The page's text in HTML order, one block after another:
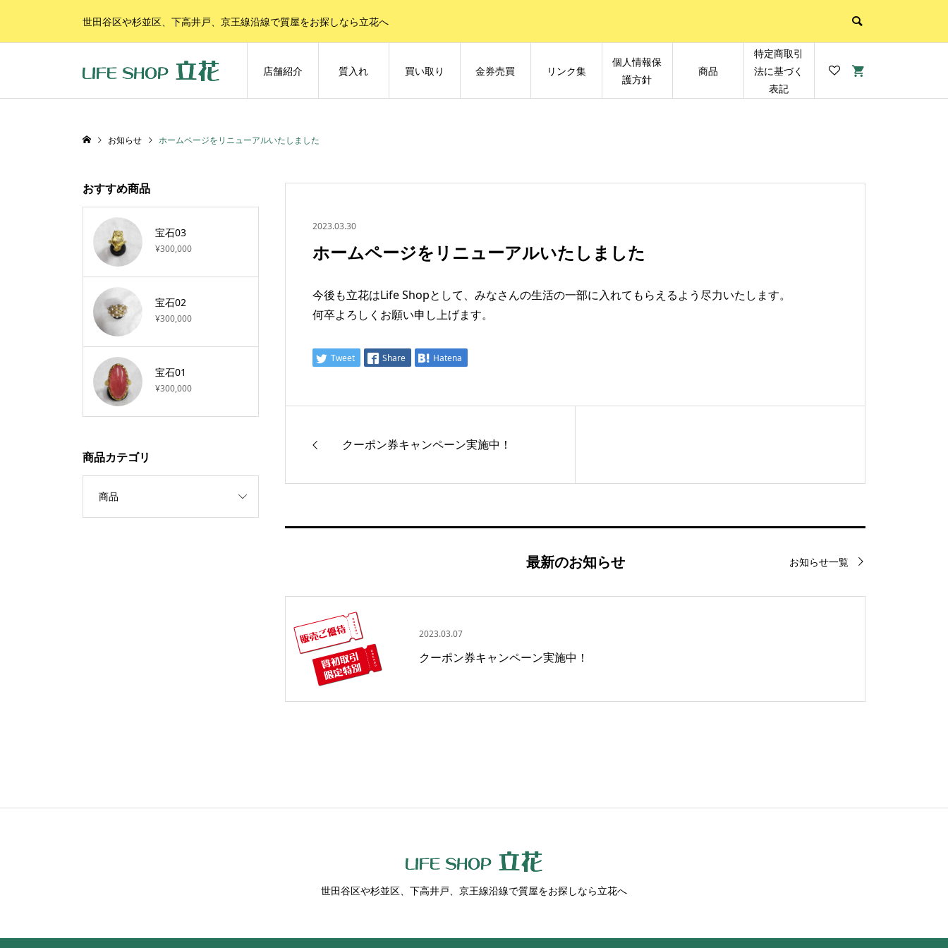
世田谷区や杉並区、下高井戸、京王線沿線で質屋をお探しなら立花へ
店舗紹介 質入れ 買い取り 金券売買 リンク集
個人情報保
護方針
商品
特定商取引
法に基づく
表記
お知らせ ホームページをリニューアルいたしました
2023.03.30
ホームページをリニューアルいたしました
今後も立花はLife Shopとして、みなさんの生活の一部に入れてもらえるよう尽力いたします。
何卒よろしくお願い申し上げます。
Tweet Share Hatena
クーポン券キャンペーン実施中！
最新のお知らせ お知らせ一覧
2023.03.07
クーポン券キャンペーン実施中！
おすすめ商品
宝石03
¥300,000
宝石02
¥300,000
宝石01
¥300,000
商品カテゴリ
商品
世田谷区や杉並区、下高井戸、京王線沿線で質屋をお探しなら立花へ